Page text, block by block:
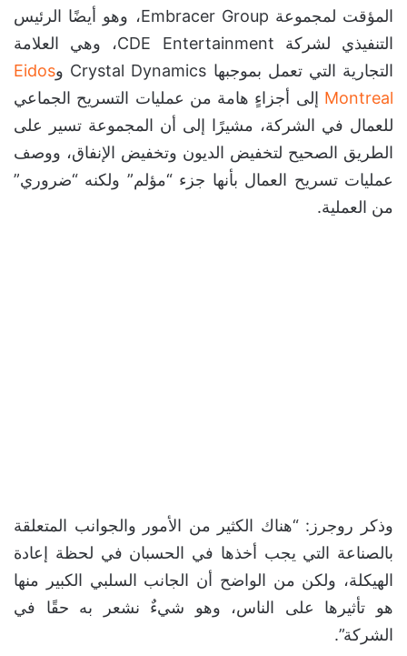
المؤقت لمجموعة Embracer Group، وهو أيضًا الرئيس
التنفيذي لشركة CDE Entertainment، وهي العلامة
التجارية التي تعمل بموجبها Crystal Dynamics و
Eidos
Montreal إلى أجزاءٍ هامة من عمليات التسريح الجماعي
للعمال في الشركة، مشيرًا إلى أن المجموعة تسير على
الطريق الصحيح لتخفيض الديون وتخفيض الإنفاق، ووصف
عمليات تسريح العمال بأنها جزء “مؤلم” ولكنه “ضروري”
من العملية.
وذكر روجرز: “هناك الكثير من الأمور والجوانب المتعلقة
بالصناعة التي يجب أخذها في الحسبان في لحظة إعادة
الهيكلة، ولكن من الواضح أن الجانب السلبي الكبير منها
هو تأثيرها على الناس، وهو شيءٌ نشعر به حقًا في
الشركة”.